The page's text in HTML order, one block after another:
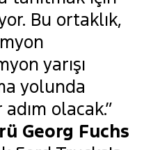
Bu ortaklık,
yarışı
yolunda
olacak.”
Georg Fuchs